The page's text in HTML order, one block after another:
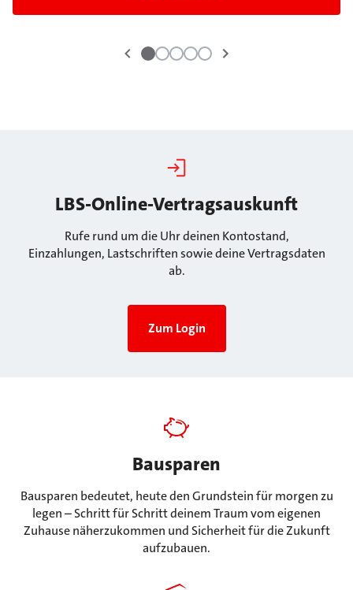
LBS-Online-Vertragsauskunft
Rufe rund um die Uhr deinen Kontostand,
Einzahlungen, Lastschriften sowie deine Vertragsdaten
ab.
Zum Login
Bausparen
Bausparen bedeutet, heute den Grundstein für morgen zu
legen – Schritt für Schritt deinem Traum vom eigenen
Zuhause näherzukommen und Sicherheit für die Zukunft
aufzubauen.